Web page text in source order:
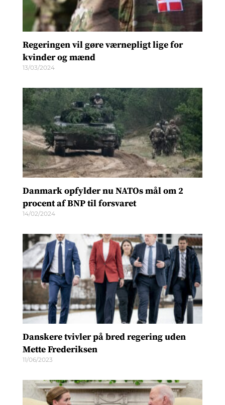
Regeringen vil gøre værnepligt lige for
kvinder og mænd
13/03/2024
Danmark opfylder nu NATOs mål om 2
procent af BNP til forsvaret
14/02/2024
Danskere tvivler på bred regering uden
Mette Frederiksen
11/06/2023